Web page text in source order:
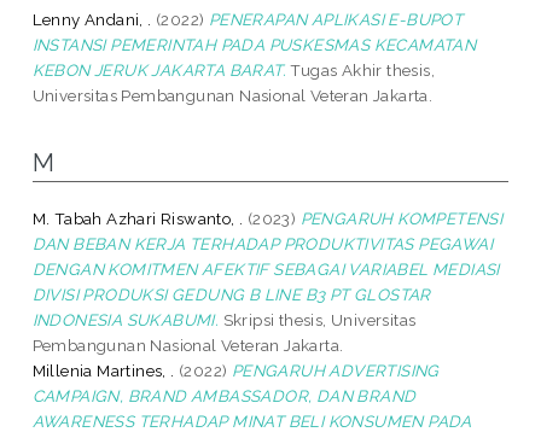
Lenny Andani, . (2022) PENERAPAN APLIKASI E-BUPOT
INSTANSI PEMERINTAH PADA PUSKESMAS KECAMATAN
KEBON JERUK JAKARTA BARAT. Tugas Akhir thesis,
Universitas Pembangunan Nasional Veteran Jakarta.
M
M. Tabah Azhari Riswanto, . (2023) PENGARUH KOMPETENSI
DAN BEBAN KERJA TERHADAP PRODUKTIVITAS PEGAWAI
DENGAN KOMITMEN AFEKTIF SEBAGAI VARIABEL MEDIASI
DIVISI PRODUKSI GEDUNG B LINE B3 PT GLOSTAR
INDONESIA SUKABUMI. Skripsi thesis, Universitas
Pembangunan Nasional Veteran Jakarta.
Millenia Martines, .
(2022) PENGARUH ADVERTISING
CAMPAIGN, BRAND AMBASSADOR, DAN BRAND
AWARENESS TERHADAP MINAT BELI KONSUMEN PADA